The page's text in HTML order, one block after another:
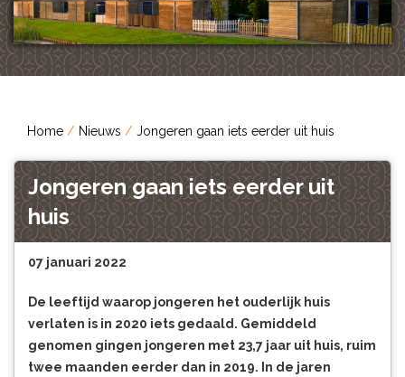
Home Nieuws Jongeren gaan iets eerder uit huis
Jongeren gaan iets eerder uit
huis
07 januari 2022
De leeftijd waarop jongeren het ouderlijk huis
verlaten is in 2020 iets gedaald. Gemiddeld
genomen gingen jongeren met 23,7 jaar uit huis, ruim
twee maanden eerder dan in 2019. In de jaren